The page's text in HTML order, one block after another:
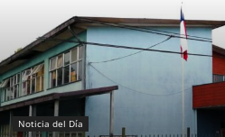
Noticia del Día